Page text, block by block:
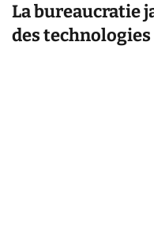
La bureaucratie
des